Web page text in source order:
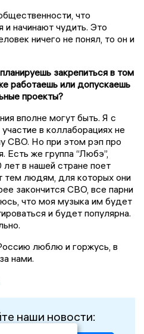
что
начинают чудить. Это
ничего не понял, то он и
закрепиться в том
работаешь или допускаешь
проекты?
вполне могут быть. Я с
в коллаборациях не
СВО. Но при этом рэп про
Есть же группа “Любэ”,
в нашей стране поет
тем людям, для которых они
закончится СВО, все парни
что моя музыка им будет
и будет популярна.
люблю и горжусь, в
нами.
наши новости: